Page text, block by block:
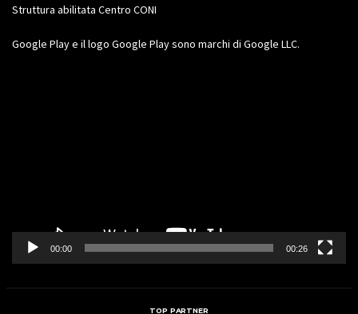
Struttura abilitata Centro CONI
Google Play e il logo Google Play sono marchi di Google LLC.
00:00 00:26
TOP PARTNER